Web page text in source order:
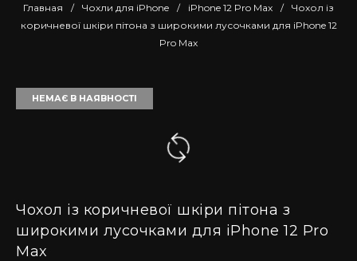
Главная / Чохли для iPhone / iPhone 12 Pro Max /
Чохол із
коричневої шкіри пітона з широкими лусочками для iPhone 12
Pro Max
НЕМАЄ В НАЯВНОСТІ
Чохол із коричневої шкіри пітона з
широкими лусочками для iPhone 12 Pro
Max